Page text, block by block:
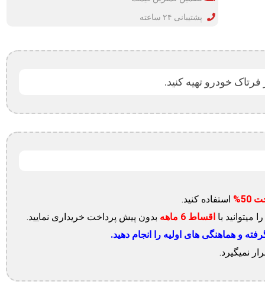
پشتیبانی ۲۴ ساعته
استفاده کنید.
را میتوانید با اقساط 6 ماهه
بدون پیش پرداخت خریداری نمایید.
و هماهنگی های اولیه را انجام دهید.
نمیگیرد.